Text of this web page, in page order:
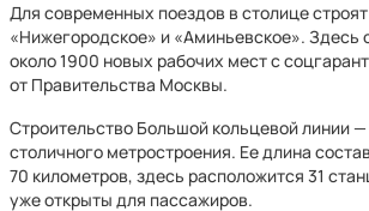
Для современных поездов в столице
«Нижегородское» и «Аминьевское». Здесь
около 1900 новых рабочих мест с
от Правительства Москвы.
Строительство Большой кольцевой линии
столичного метростроения. Ее длина
70 километров, здесь расположится 31
уже открыты для пассажиров.